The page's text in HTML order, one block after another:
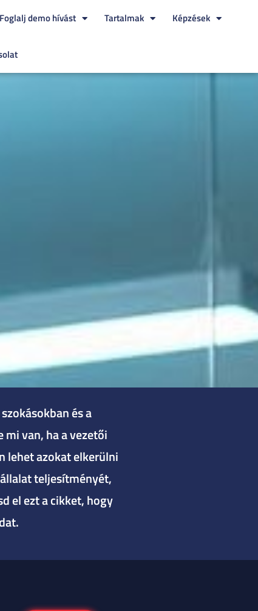
Foglalj demo hívást Tartalmak Képzések
és a
van, ha a vezetői
lehet azokat elkerülni
teljesítményét,
el ezt a cikket, hogy